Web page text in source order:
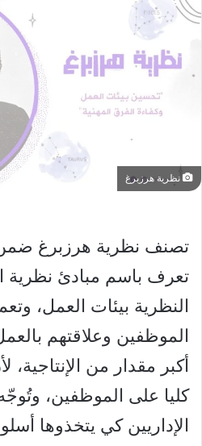
نظرية هرزبرغ
تصنف نظرية هرزبرغ ضمن
تعرف باسم مبادئ نظرية
النظرية بيئات العمل،
الموظفين وعلاقتهم
أكبر مقدار من
كليا على الموظفين،
الإداريين كي يتخذوها